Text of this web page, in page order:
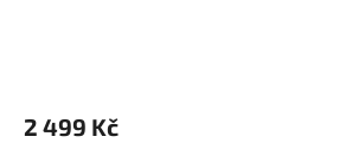
2 499 Kč